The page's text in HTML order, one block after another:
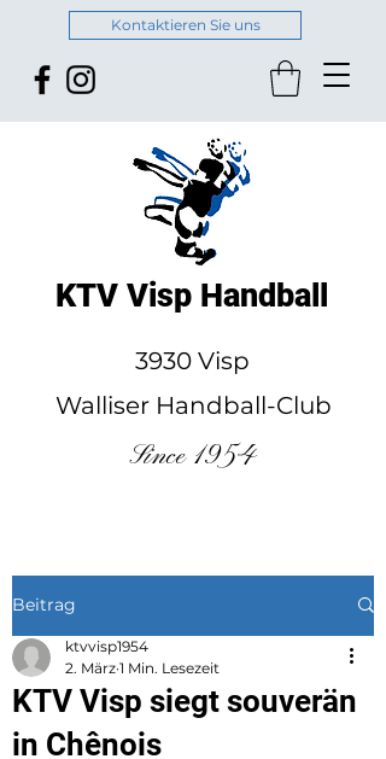
Kontaktieren Sie uns
KTV Visp Handball
3930 Visp
Walliser Handball-Club
Since 1954
Beitrag
KTV Visp siegt souverän
in Chênois
ktvvisp1954
2. März 1 Min. Lesezeit